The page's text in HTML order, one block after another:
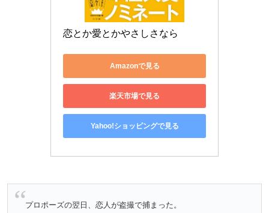
恋とか愛とかやさしさなら
Amazonで見る
楽天市場で見る
Yahoo!ショッピングで見る
プロポーズの翌日、恋人が盗撮で捕まった。